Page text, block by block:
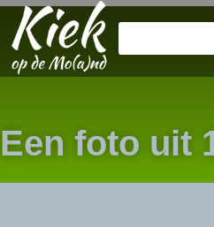
Een foto uit